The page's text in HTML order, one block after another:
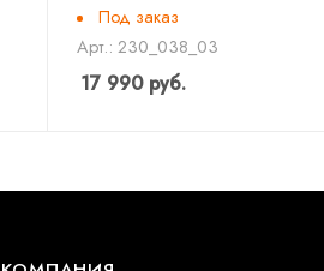
Под заказ
Арт.: 230_038_03
17 990руб.